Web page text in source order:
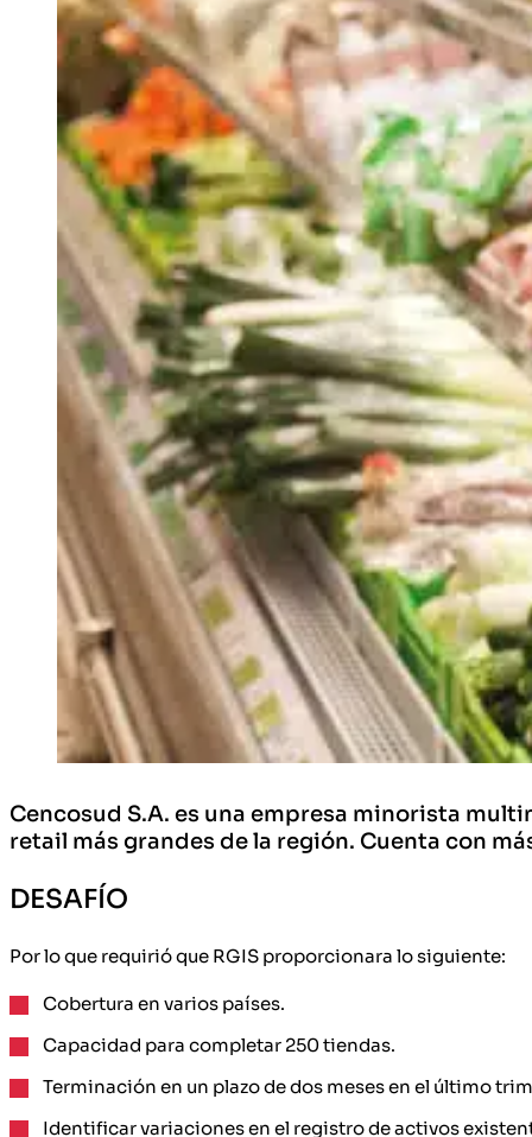
Cencosud S.A. es una empresa minorista
retail más grandes de la región. Cuenta con
DESAFÍO
Por lo que requirió que RGIS proporcionara lo siguiente:
Cobertura en varios países.
Capacidad para completar 250 tiendas.
Terminación en un plazo de dos meses en el último
Identificar variaciones en el registro de activos